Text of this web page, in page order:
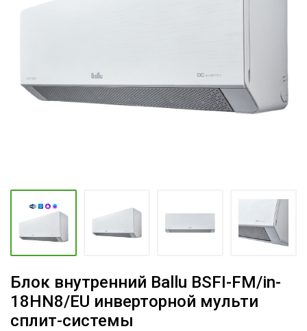
Блок внутренний Ballu BSFI-FM/in-
18HN8/EU инверторной мульти
сплит-системы